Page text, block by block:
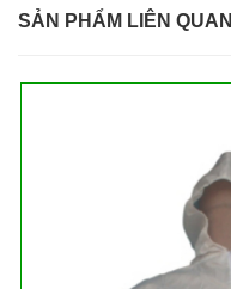
SẢN PHẨM LIÊN QUAN